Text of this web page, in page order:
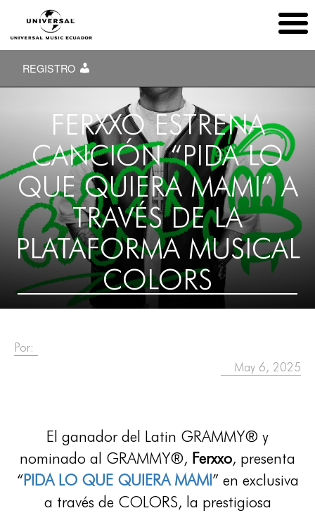
REGISTRO
FERXXO ESTRENA
CANCIÓN “PIDA LO
QUE QUIERA MAMI” A
TRAVÉS DE LA
PLATAFORMA MUSICAL
COLORS
Por:
May 6, 2025
El ganador del Latin GRAMMY® y
nominado al GRAMMY®, Ferxxo, presenta
“PIDA LO QUE QUIERA MAMI” en exclusiva
a través de COLORS, la prestigiosa